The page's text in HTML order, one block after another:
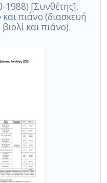
1988) [Συνθέτης].
πιάνο (διασκευή
και πιάνο).